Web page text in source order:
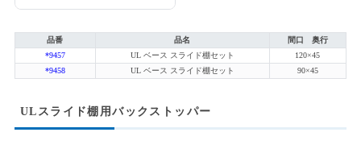
品番 品名
間口 奥行
*9457
UL ベース スライド棚セット
120×45
*9458
UL ベース スライド棚セット 90×45
ULスライド棚用バックストッパー